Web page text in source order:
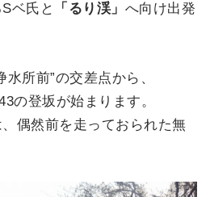
ベ氏と
「るり渓」 へ向け出発
所前”の交差点から、
の登坂が始まります。
、偶然前を走っておられた無